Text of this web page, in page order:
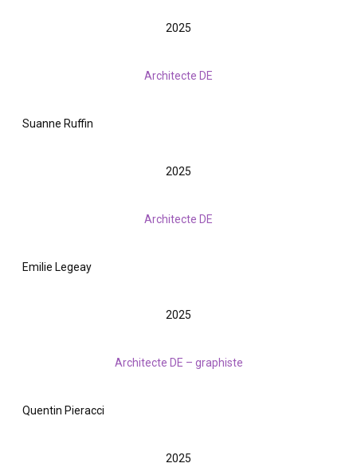
2025
Architecte DE
Suanne Ruffin
2025
Architecte DE
Emilie Legeay
2025
Architecte DE – graphiste
Quentin Pieracci
2025